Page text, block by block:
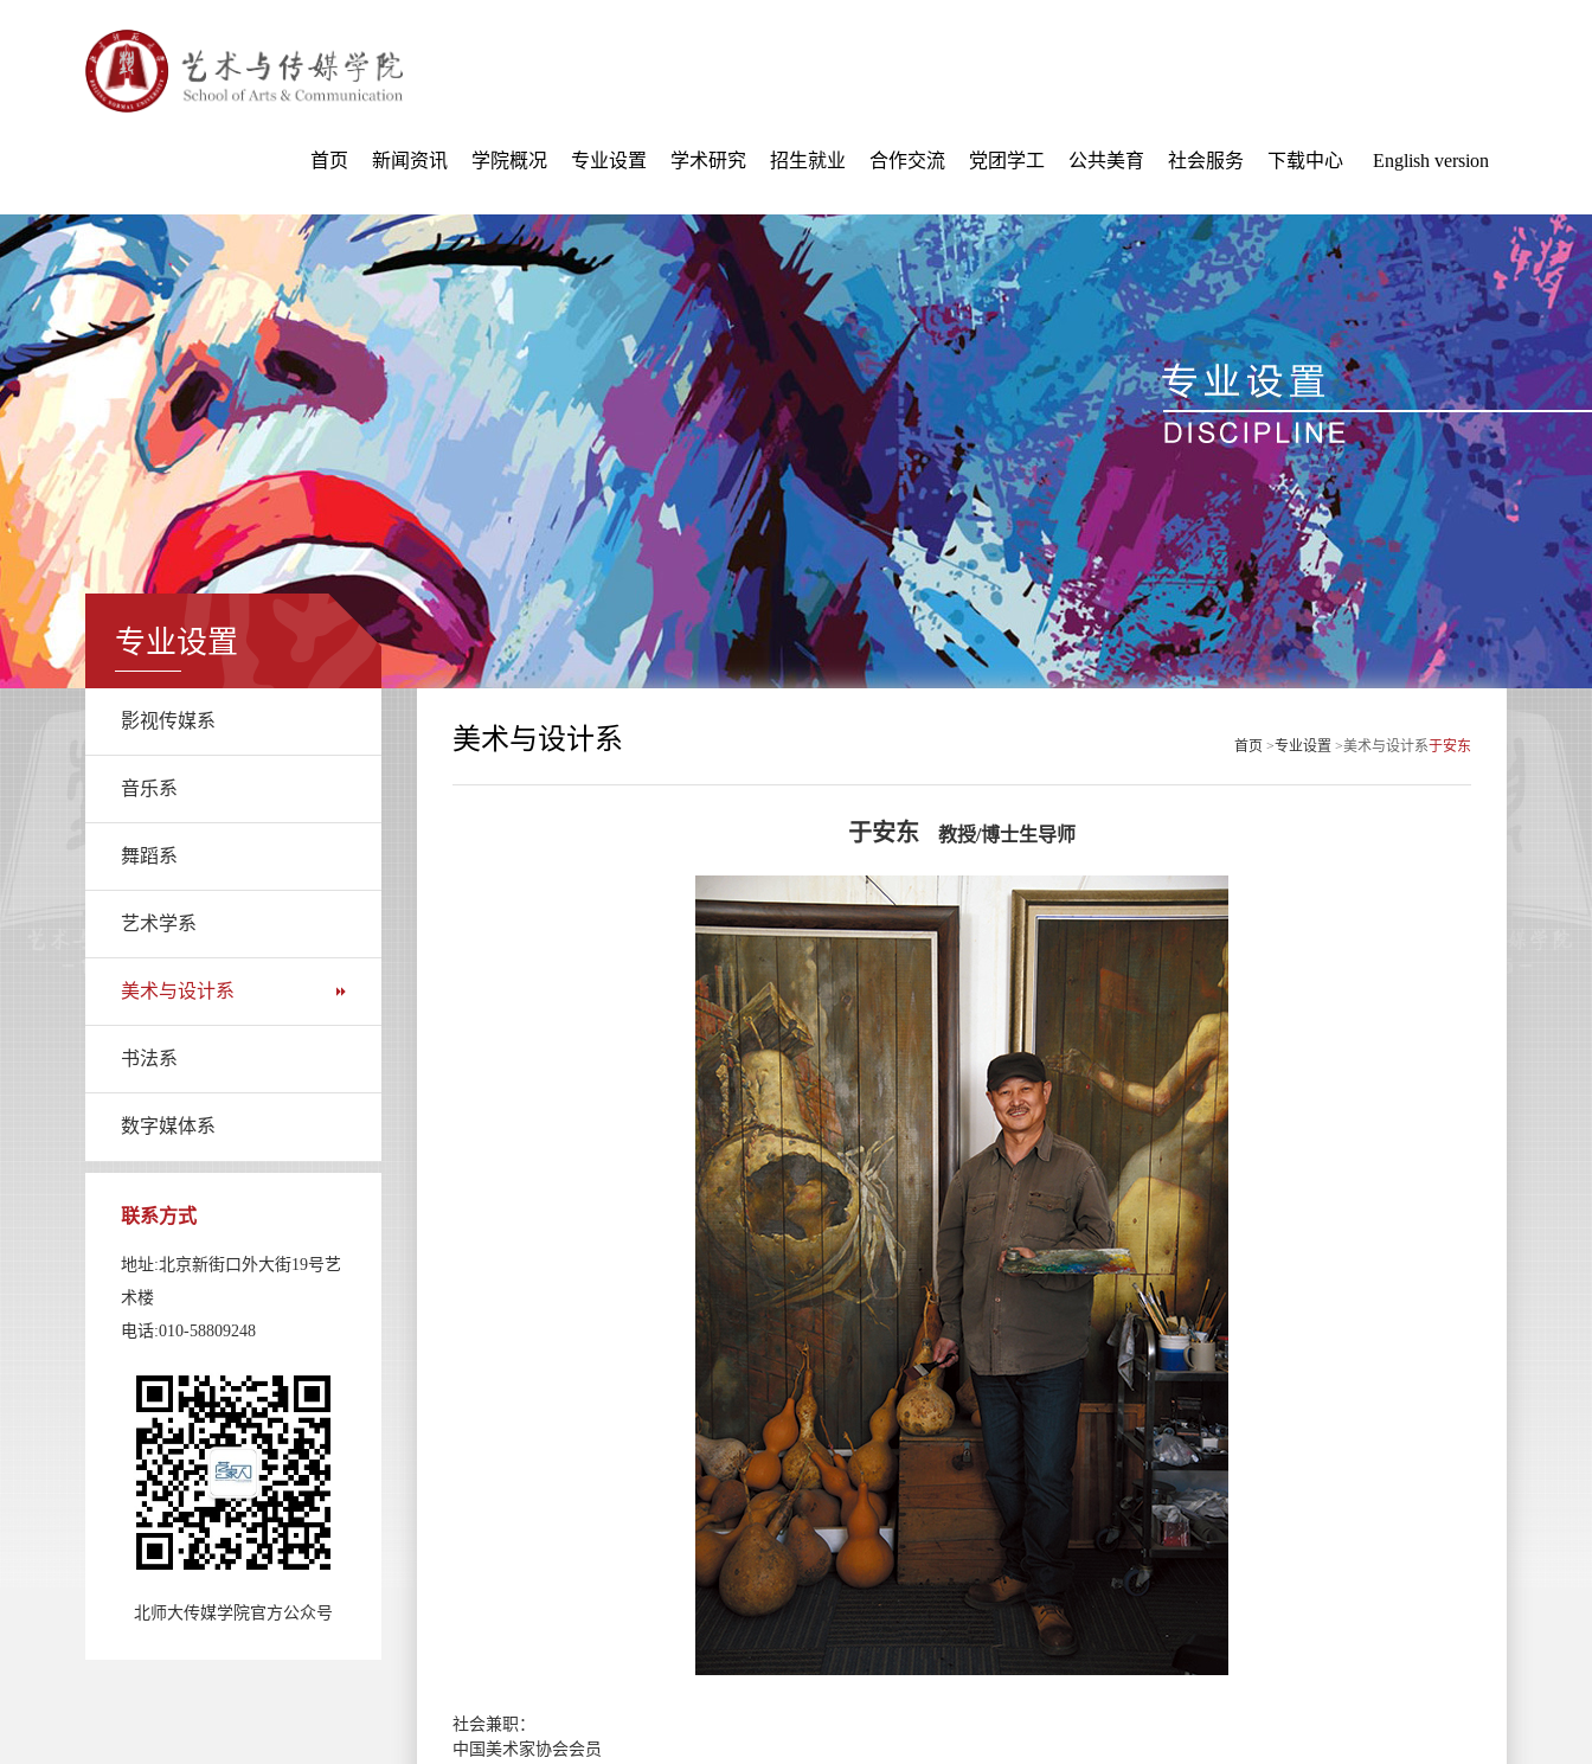
首页 新闻资讯 学院概况 专业设置 学术研究 招生就业 合作交流 党团学工 公共美育 社会服务 下载中心 English version
专业设置
影视传媒系
音乐系
舞蹈系
艺术学系
美术与设计系
书法系
数字媒体系
联系方式
地址:北京新街口外大街19号艺
术楼
电话:010-58809248
北师大传媒学院官方公众号
美术与设计系 首页 >专业设置 >美术与设计系于安东
于安东 教授/博士生导师
社会兼职：
中国美术家协会会员